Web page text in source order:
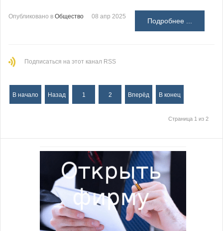
Опубликовано в Общество 08 апр 2025
Подробнее ...
Подписаться на этот канал RSS
В начало Назад 1 2 Вперёд В конец
Страница 1 из 2